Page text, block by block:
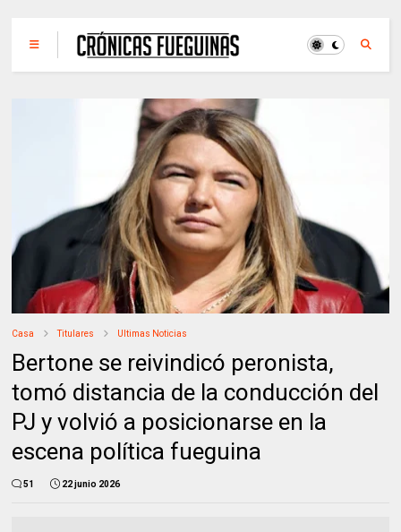
Casa Titulares Ultimas Noticias
Bertone se reivindicó peronista,
tomó distancia de la conducción del
PJ y volvió a posicionarse en la
escena política fueguina
51 22 junio 2026